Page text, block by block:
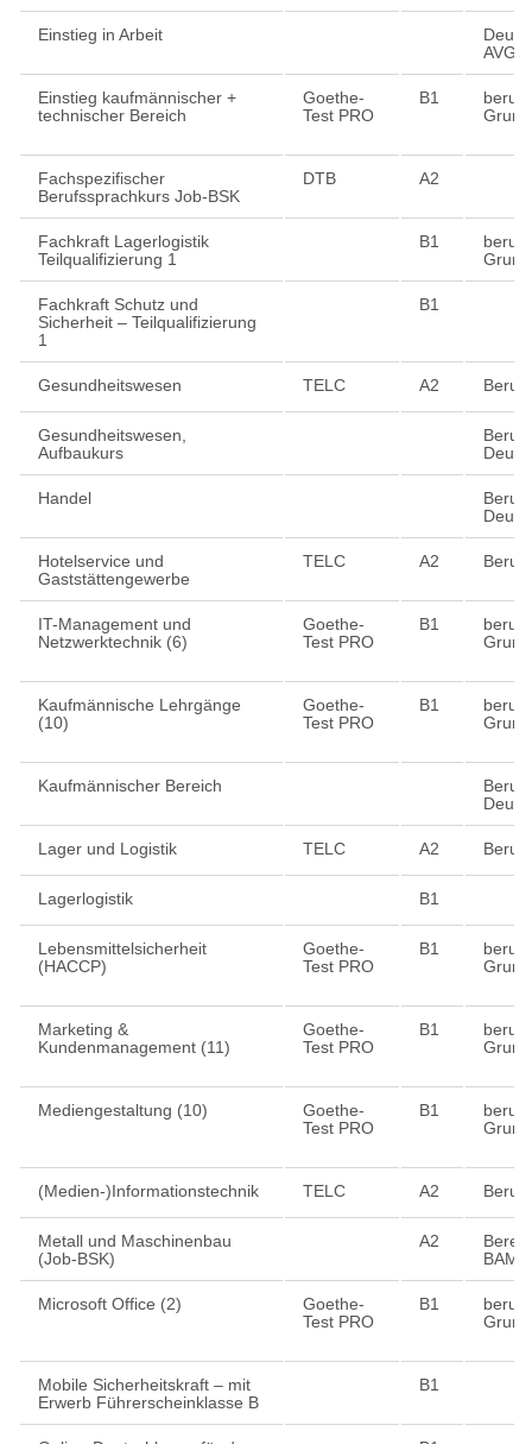
Einstieg in Arbeit
AVGS
Einstieg kaufmännischer +
technischer Bereich
Goethe-
Test PRO
B1
Fachspezifischer
Berufssprachkurs Job-BSK
DTB A2
Fachkraft Lagerlogistik
Teilqualifizierung 1
B1
Fachkraft Schutz und
Sicherheit – Teilqualifizierung
1
B1
Gesundheitswesen TELC A2
Gesundheitswesen,
Aufbaukurs
Handel
Hotelservice und
Gaststättengewerbe
TELC A2
IT-Management und
Netzwerktechnik (6)
Goethe-
Test PRO
B1
Kaufmännische Lehrgänge
(10)
Goethe-
Test PRO
B1
Kaufmännischer Bereich
Lager und Logistik TELC A2
Lagerlogistik B1
Lebensmittelsicherheit
(HACCP)
Goethe-
Test PRO
B1
Marketing &
Kundenmanagement (11)
Goethe-
Test PRO
B1
Mediengestaltung (10)
Goethe-
Test PRO
B1
(Medien-)Informationstechnik TELC A2
Metall und Maschinenbau
(Job-BSK)
A2
BAMF
Microsoft Office (2)
Goethe-
Test PRO
B1
Mobile Sicherheitskraft – mit
Erwerb Führerscheinklasse B
B1